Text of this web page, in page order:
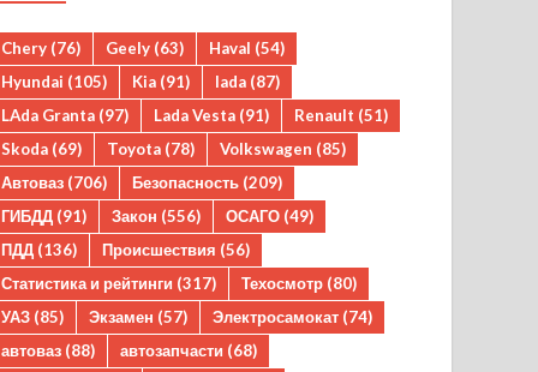
Chery (76) Geely (63) Haval (54)
Hyundai (105) Kia (91) lada (87)
LAda Granta (97) Lada Vesta (91) Renault (51)
Skoda (69) Toyota (78) Volkswagen (85)
Автоваз (706) Безопасность (209)
ГИБДД (91) Закон (556) ОСАГО (49)
ПДД (136) Происшествия (56)
Статистика и рейтинги (317) Техосмотр (80)
УАЗ (85) Экзамен (57) Электросамокат (74)
автоваз (88) автозапчасти (68)